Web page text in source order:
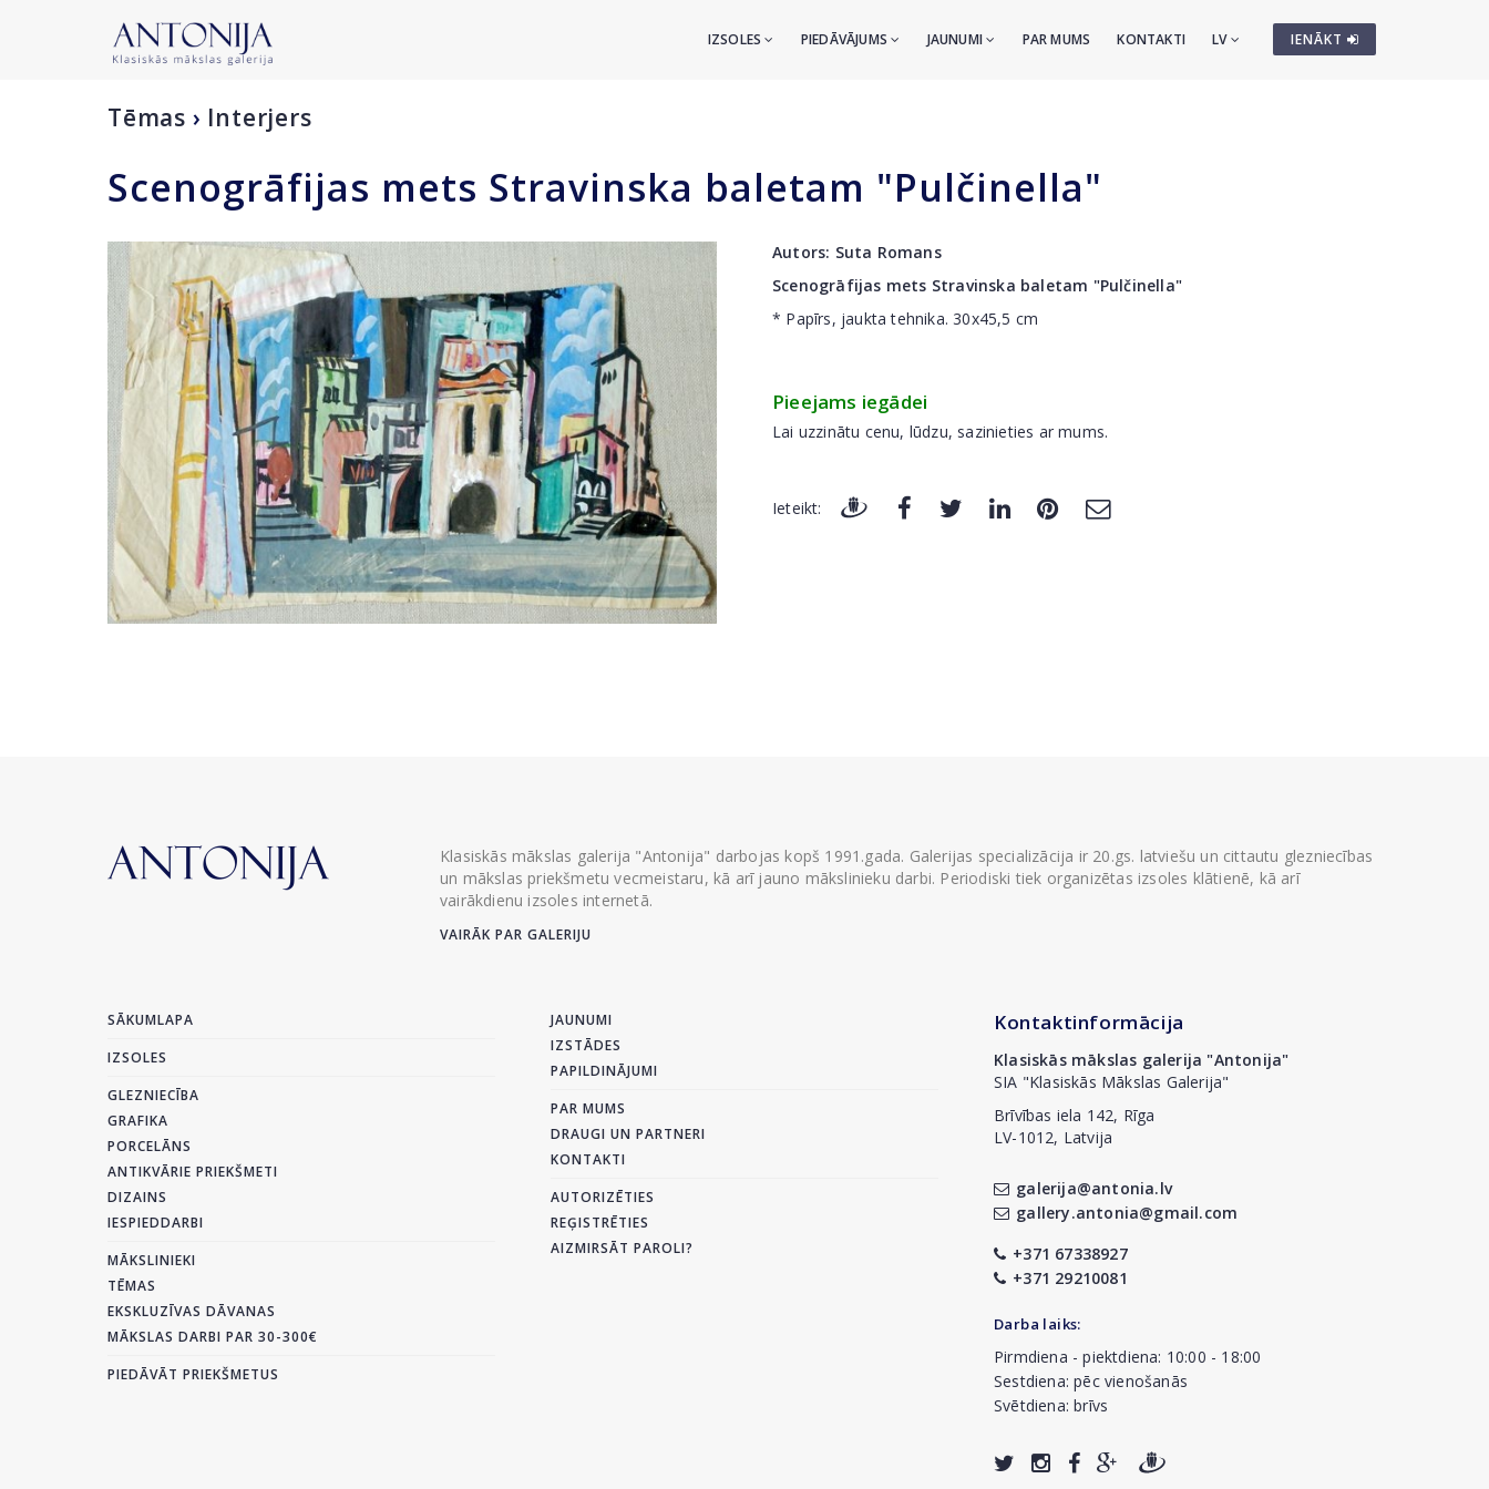
IENĀKT
IZSOLES PIEDĀVĀJUMS JAUNUMI PAR MUMS KONTAKTI LV
Tēmas › Interjers
Scenogrāfijas mets Stravinska baletam "Pulčinella"
Autors: Suta Romans
Scenogrāfijas mets Stravinska baletam "Pulčinella"
* Papīrs, jaukta tehnika. 30x45,5 cm
Pieejams iegādei
Lai uzzinātu cenu, lūdzu, sazinieties ar mums.
Ieteikt:
Klasiskās mākslas galerija "Antonija" darbojas kopš 1991.gada. Galerijas specializācija ir 20.gs. latviešu un cittautu glezniecības
un mākslas priekšmetu vecmeistaru, kā arī jauno mākslinieku darbi. Periodiski tiek organizētas izsoles klātienē, kā arī
vairākdienu izsoles internetā.
VAIRĀK PAR GALERIJU
SĀKUMLAPA
IZSOLES
GLEZNIECĪBA
GRAFIKA
PORCELĀNS
ANTIKVĀRIE PRIEKŠMETI
DIZAINS
IESPIEDDARBI
MĀKSLINIEKI
TĒMAS
EKSKLUZĪVAS DĀVANAS
MĀKSLAS DARBI PAR 30-300€
PIEDĀVĀT PRIEKŠMETUS
JAUNUMI
IZSTĀDES
PAPILDINĀJUMI
PAR MUMS
DRAUGI UN PARTNERI
KONTAKTI
AUTORIZĒTIES
REĢISTRĒTIES
AIZMIRSĀT PAROLI?
Kontaktinformācija
Klasiskās mākslas galerija "Antonija"
SIA "Klasiskās Mākslas Galerija"
Brīvības iela 142, Rīga
LV-1012, Latvija
galerija@antonia.lv
gallery.antonia@gmail.com
+371 67338927
+371 29210081
Darba laiks:
Pirmdiena - piektdiena: 10:00 - 18:00
Sestdiena: pēc vienošanās
Svētdiena: brīvs